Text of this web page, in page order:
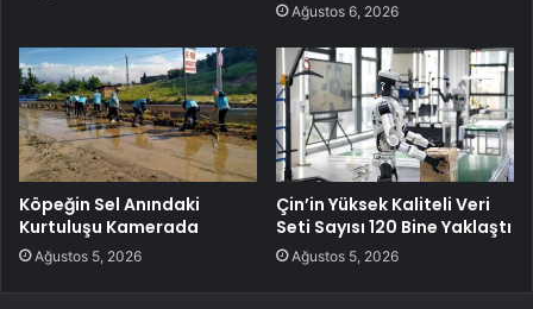
Ağustos 6, 2026
Köpeğin Sel Anındaki
Kurtuluşu Kamerada
Ağustos 5, 2026
Çin’in Yüksek Kaliteli Veri
Seti Sayısı 120 Bine Yaklaştı
Ağustos 5, 2026